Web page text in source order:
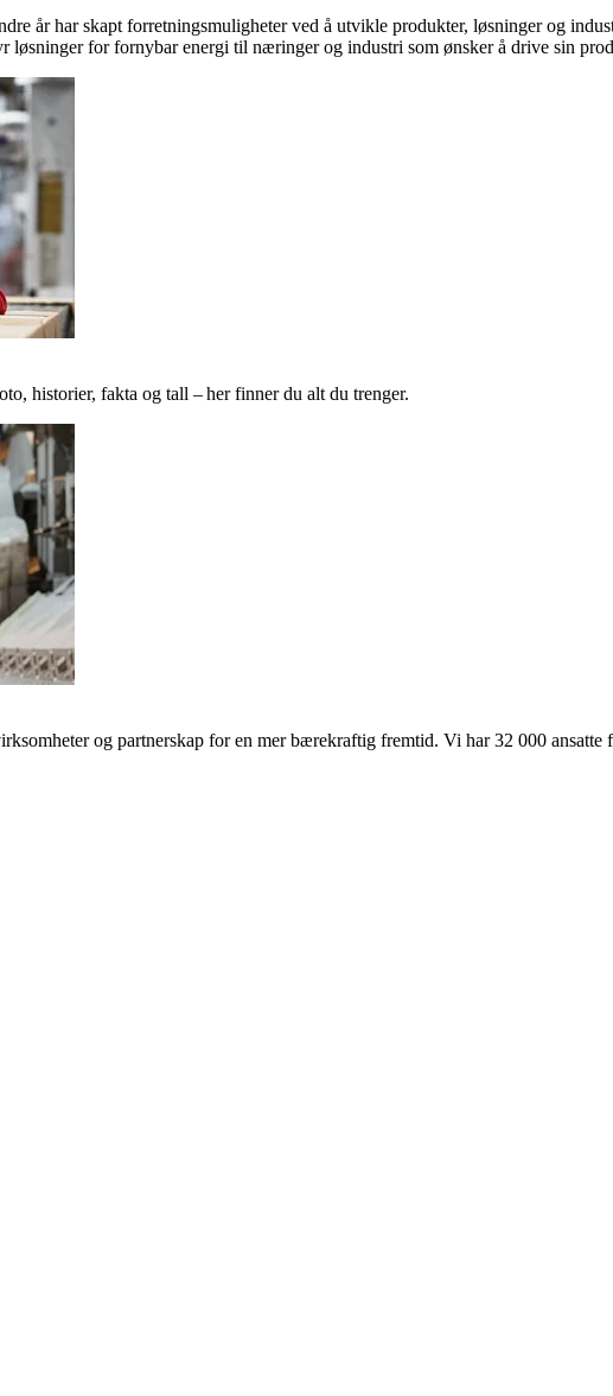
år har skapt forretningsmuligheter ved å utvikle produkter, løsninger og
for fornybar energi til næringer og industri som ønsker å drive sin
historier, fakta og tall – her finner du alt du trenger.
og partnerskap for en mer bærekraftig fremtid. Vi har 32 000 ansatte